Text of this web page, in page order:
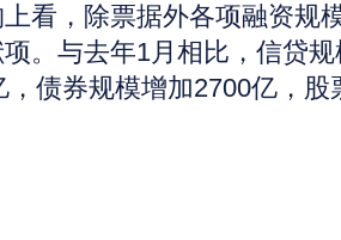
看，除票据外各项融资规
。与去年1月相比，信贷
，债券规模增加2700亿，